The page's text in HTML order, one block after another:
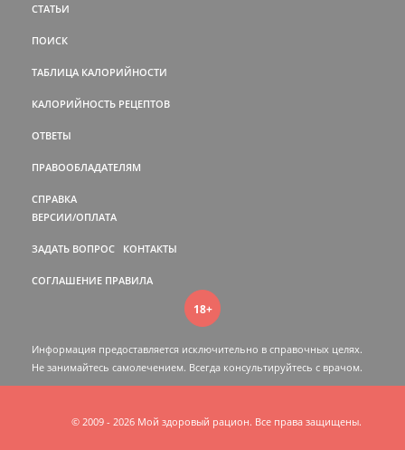
СТАТЬИ
ПОИСК
ТАБЛИЦА КАЛОРИЙНОСТИ
КАЛОРИЙНОСТЬ РЕЦЕПТОВ
ОТВЕТЫ
ПРАВООБЛАДАТЕЛЯМ
СПРАВКА
ВЕРСИИ/ОПЛАТА
ЗАДАТЬ ВОПРОС КОНТАКТЫ
СОГЛАШЕНИЕ ПРАВИЛА
18+
Информация предоставляется исключительно в справочных целях.
Не занимайтесь самолечением. Всегда консультируйтесь c врачом.
© 2009 - 2026 Мой здоровый рацион. Все права защищены.